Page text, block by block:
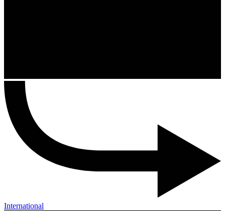
International